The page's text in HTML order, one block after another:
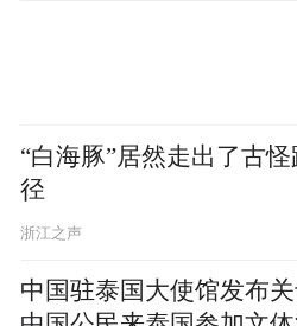
③若参与申领补贴的报
车，则其注册登记时间
之前。
申请入口个人消费者可
“白海豚”居然走出了古怪
径
浙江之声
中国驻泰国大使馆发布